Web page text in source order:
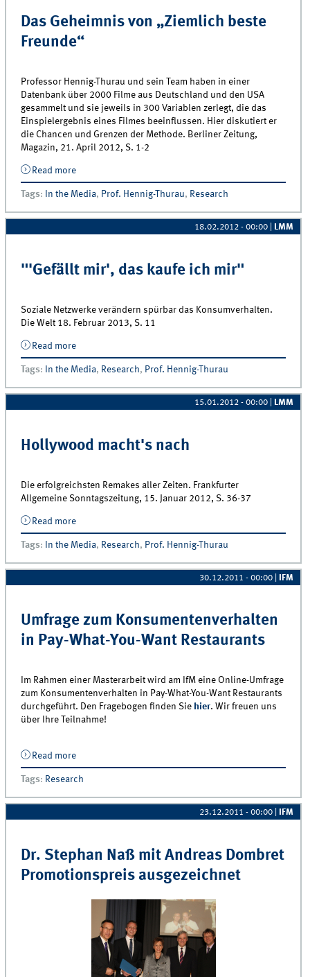
Das Geheimnis von „Ziemlich beste
Freunde“
Professor Hennig-Thurau und sein Team haben in einer
Datenbank über 2000 Filme aus Deutschland und den USA
gesammelt und sie jeweils in 300 Variablen zerlegt, die das
Einspielergebnis eines Filmes beeinflussen. Hier diskutiert er
die Chancen und Grenzen der Methode. Berliner Zeitung,
Magazin, 21. April 2012, S. 1-2
Read moreabout Das Geheimnis von „Ziemlich beste Freunde“
Tags: In the Media, Prof. Hennig-Thurau, Research
18.02.2012 - 00:00 LMM
"'Gefällt mir', das kaufe ich mir"
Soziale Netzwerke verändern spürbar das Konsumverhalten.
Die Welt 18. Februar 2013, S. 11
Read moreabout &quot;&#039;Gefällt mir&#039;, das kaufe ich
mir&quot;
Tags: In the Media, Research, Prof. Hennig-Thurau
15.01.2012 - 00:00 LMM
Hollywood macht's nach
Die erfolgreichsten Remakes aller Zeiten. Frankfurter
Allgemeine Sonntagszeitung, 15. Januar 2012, S. 36-37
Read moreabout Hollywood macht&#039;s nach
Tags: In the Media, Research, Prof. Hennig-Thurau
30.12.2011 - 00:00 IFM
Umfrage zum Konsumentenverhalten
in Pay-What-You-Want Restaurants
Im Rahmen einer Masterarbeit wird am IfM eine Online-Umfrage
zum Konsumentenverhalten in Pay-What-You-Want Restaurants
durchgeführt. Den Fragebogen finden Sie hier. Wir freuen uns
über Ihre Teilnahme!
Read moreabout Umfrage zum Konsumentenverhalten in Pay-
What-You-Want Restaurants
Tags: Research
23.12.2011 - 00:00 IFM
Dr. Stephan Naß mit Andreas Dombret
Promotionspreis ausgezeichnet